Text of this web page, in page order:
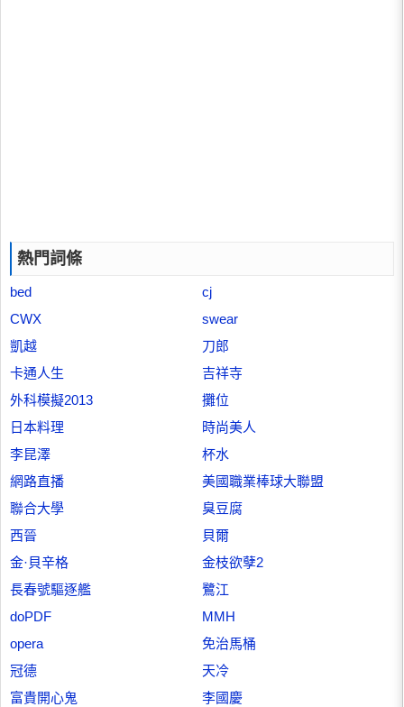
熱門詞條
bed
cj
CWX
swear
凱越
刀郎
卡通人生
吉祥寺
外科模擬2013
攤位
日本料理
時尚美人
李昆澤
杯水
網路直播
美國職業棒球大聯盟
聯合大學
臭豆腐
西晉
貝爾
金·貝辛格
金枝欲孽2
長春號驅逐艦
鷺江
doPDF
MMH
opera
免治馬桶
冠德
天冷
富貴開心鬼
李國慶